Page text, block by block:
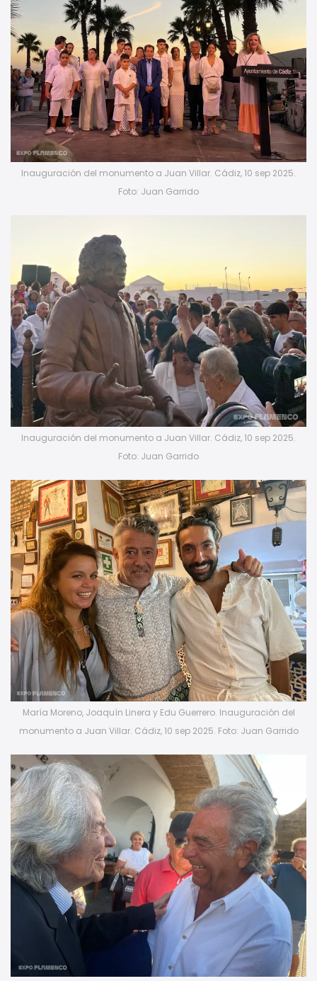
Inauguración del monumento a Juan Villar. Cádiz, 10 sep 2025.
Foto: Juan Garrido
Inauguración del monumento a Juan Villar. Cádiz, 10 sep 2025.
Foto: Juan Garrido
María Moreno, Joaquín Linera y Edu Guerrero. Inauguración del
monumento a Juan Villar. Cádiz, 10 sep 2025. Foto: Juan Garrido